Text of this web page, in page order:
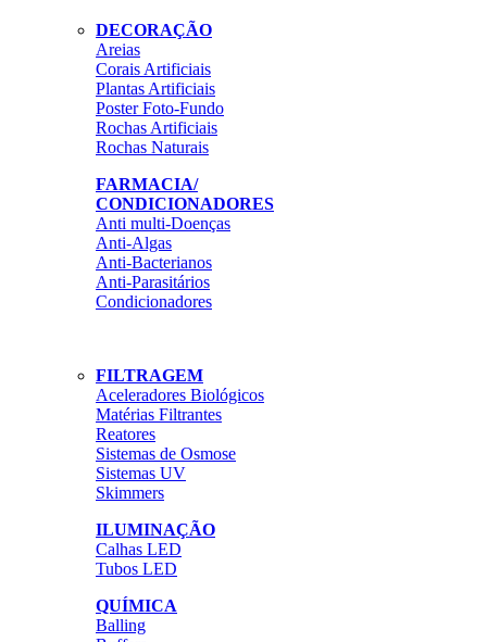
DECORAÇÃO
Areias
Corais Artificiais
Plantas Artificiais
Poster Foto-Fundo
Rochas Artificiais
Rochas Naturais
FARMACIA/
CONDICIONADORES
Anti multi-Doenças
Anti-Algas
Anti-Bacterianos
Anti-Parasitários
Condicionadores
FILTRAGEM
Aceleradores Biológicos
Matérias Filtrantes
Reatores
Sistemas de Osmose
Sistemas UV
Skimmers
ILUMINAÇÃO
Calhas LED
Tubos LED
QUÍMICA
Balling